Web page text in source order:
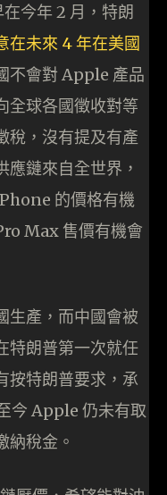
今年 2 月，特朗
在未來 4 年在美國
不會對 Apple 產品
全球各國徵收對等
稅，沒有提及有產
鏈來自全世界，
的價格有機
Max 售價有機會
生產，而中國會被
特朗普第一次就任
按特朗普要求，承
今 Apple 仍未有取
納稅金。